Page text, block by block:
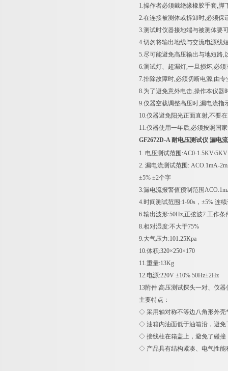
1.操作者必须戴绝缘橡胶手套,脚
2.在连接被测体或拆卸时,必须
3.测试时仪器接地端与被测体要
4.切勿将输出地线与交流电源线
5.尽可能避免高压输出与地短路,
6.测试灯、超漏灯,一旦损坏,必
7.排除故障时,必须切断电源,由
8.为了避免意外电击,操作本仪器
9.仪器空载调整高压时,漏电流指
10.仪器避免阳光正面直射,不要
11.仪器使用一年后,必须按照国
GF2672D-A 耐电压测试仪 漏电
1. 电压测试范围:AC0-1.5KV/
2. 漏电流测试范围: ACO.1mA-
±5% ±2个字
3.漏电流报警值预制范围
4.时间测试范围:1-90s，±5% 连
6.输出波形:50Hz,正弦波7.工作
8.相对湿度:不大于75%
9.大气压力:101.25Kpa
10.体积:320×250×170
11.重量:13Kg
12.电源:220V ±10% 50Hz±2Hz
13附件:高压测试探头一对、仪
主要特点：
◇ 采用轴对称不等边八角形外壳
◇ 油箱内油面低于油箱沿，避免
◇ 接线柱在箱盖上，避免了碰撞
◇ 产品具有结构紧凑、电气性能